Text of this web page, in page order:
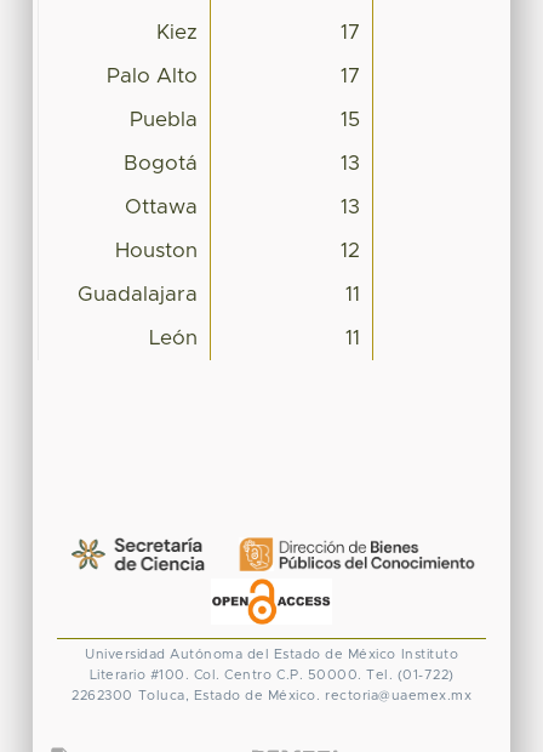
Kiez 17
Palo Alto 17
Puebla 15
Bogotá 13
Ottawa 13
Houston 12
Guadalajara 11
León 11
Universidad Autónoma del Estado de México
Instituto
Literario #100. Col. Centro C.P. 50000. Tel. (01-722)
2262300 Toluca, Estado de México. rectoria@uaemex.mx